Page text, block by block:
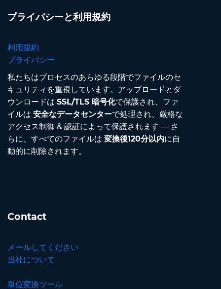
プライバシーと利用規約
利用規約
プライバシー
私たちはプロセスのあらゆる段階でファイルのセ
キュリティを重視しています。アップロードとダ
ウンロードは SSL/TLS 暗号化で保護され、ファ
イルは 安全なデータセンターで処理され、厳格な
アクセス制御 & 認証によって保護されます — さ
らに、すべてのファイルは 変換後120分以内に自
動的に削除されます。
Contact
メールしてください
当社について
単位変換ツール